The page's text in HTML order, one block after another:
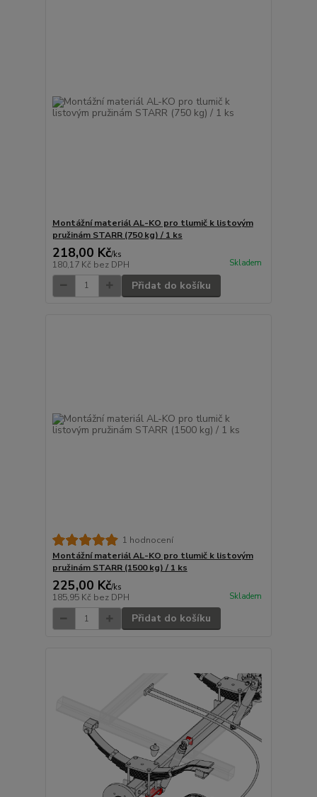
Montážní materiál AL-KO pro tlumič k listovým
pružinám STARR (750 kg) / 1 ks
218,00 Kč/ks
180,17 Kč bez DPH Skladem
Přidat do košíku
1 hodnocení
Montážní materiál AL-KO pro tlumič k listovým
pružinám STARR (1500 kg) / 1 ks
225,00 Kč/ks
185,95 Kč bez DPH Skladem
Přidat do košíku